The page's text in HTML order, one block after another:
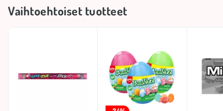
Vaihtoehtoiset tuotteet